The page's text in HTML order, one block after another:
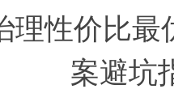
理性价比
案避坑